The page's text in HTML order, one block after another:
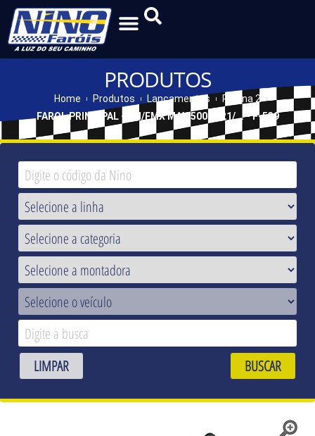
PRODUTOS
Home Produtos Lançamentos
Página 2
FAROL PRINCIPAL - FM/FMX MAX 500 2021/... - F-539
LIMPAR BUSCAR